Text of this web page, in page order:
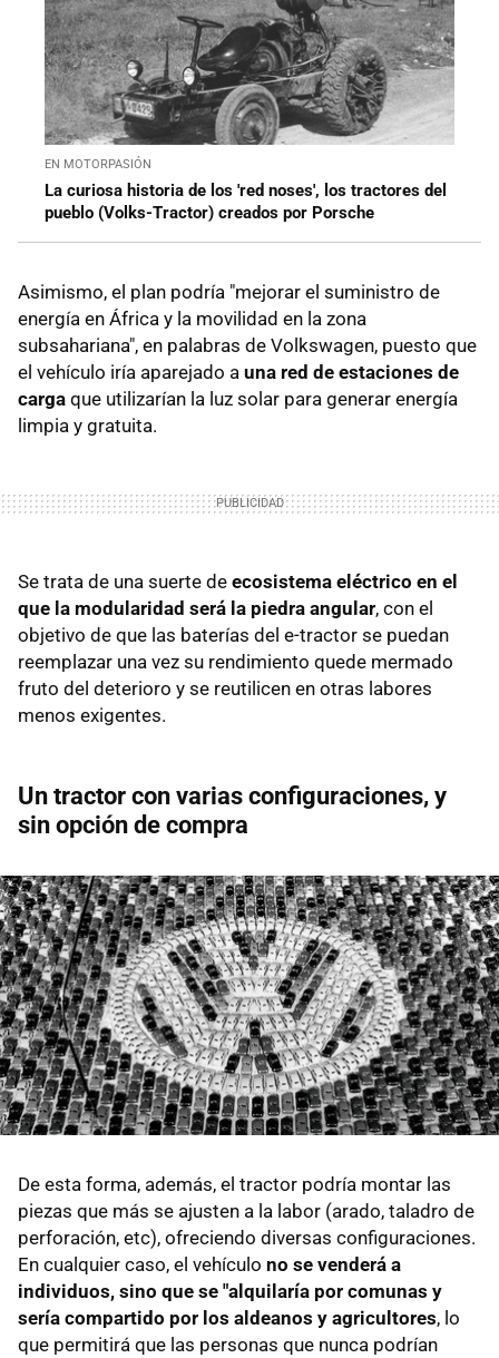
EN MOTORPASIÓN
La curiosa historia de los 'red noses', los tractores del
pueblo (Volks-Tractor) creados por Porsche
Asimismo, el plan podría "mejorar el suministro de
energía en África y la movilidad en la zona
subsahariana", en palabras de Volkswagen, puesto que
el vehículo iría aparejado a una red de estaciones de
carga que utilizarían la luz solar para generar energía
limpia y gratuita.
Se trata de una suerte de ecosistema eléctrico en el
que la modularidad será la piedra angular, con el
objetivo de que las baterías del e-tractor se puedan
reemplazar una vez su rendimiento quede mermado
fruto del deterioro y se reutilicen en otras labores
menos exigentes.
Un tractor con varias configuraciones, y
sin opción de compra
De esta forma, además, el tractor podría montar las
piezas que más se ajusten a la labor (arado, taladro de
perforación, etc), ofreciendo diversas configuraciones.
En cualquier caso, el vehículo no se venderá a
individuos, sino que se "alquilaría por comunas y
sería compartido por los aldeanos y agricultores, lo
que permitirá que las personas que nunca podrían